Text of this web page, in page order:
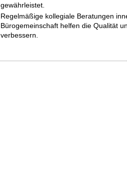
gewährleistet.
Regelmäßige kollegiale Beratungen
Bürogemeinschaft helfen die Qualität
verbessern.